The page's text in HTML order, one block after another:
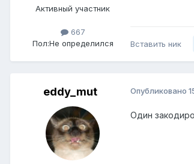
Активный участник
667
Пол:Не определился Вставить ник
eddy_mut Опубликовано
Один